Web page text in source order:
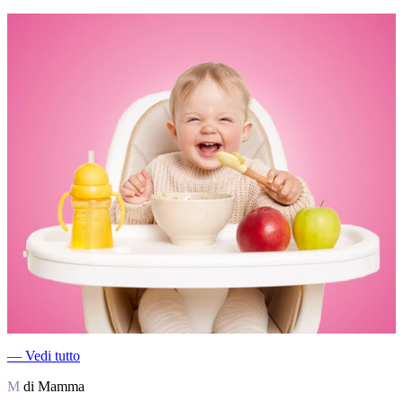
― Vedi tutto
M di Mamma